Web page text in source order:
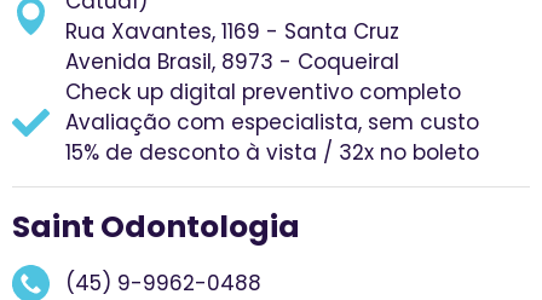
Rua Xavantes, 1169 - Santa Cruz
Avenida Brasil, 8973 - Coqueiral
Check up digital preventivo completo
Avaliação com especialista, sem custo
15% de desconto à vista / 32x no boleto
Saint Odontologia
(45) 9-9962-0488